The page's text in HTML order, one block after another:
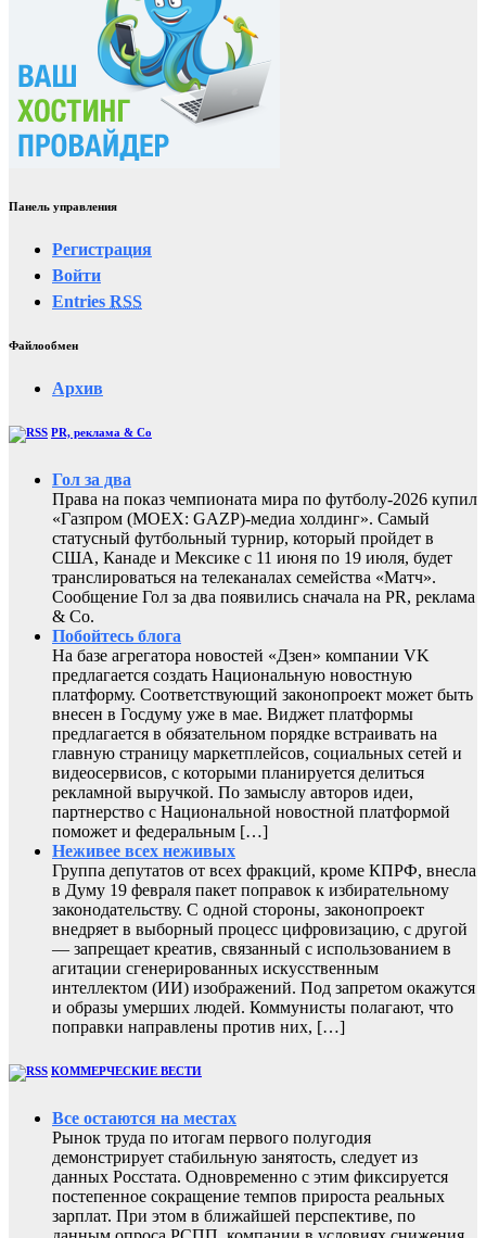
Панель управления
Регистрация
Войти
Entries RSS
Файлообмен
Архив
PR, реклама & Co
Гол за два
Права на показ чемпионата мира по футболу-2026 купил
«Газпром (MOEX: GAZP)-медиа холдинг». Самый
статусный футбольный турнир, который пройдет в
США, Канаде и Мексике с 11 июня по 19 июля, будет
транслироваться на телеканалах семейства «Матч».
Сообщение Гол за два появились сначала на PR, реклама
& Co.
Побойтесь блога
На базе агрегатора новостей «Дзен» компании VK
предлагается создать Национальную новостную
платформу. Соответствующий законопроект может быть
внесен в Госдуму уже в мае. Виджет платформы
предлагается в обязательном порядке встраивать на
главную страницу маркетплейсов, социальных сетей и
видеосервисов, с которыми планируется делиться
рекламной выручкой. По замыслу авторов идеи,
партнерство с Национальной новостной платформой
поможет и федеральным […]
Неживее всех неживых
Группа депутатов от всех фракций, кроме КПРФ, внесла
в Думу 19 февраля пакет поправок к избирательному
законодательству. С одной стороны, законопроект
внедряет в выборный процесс цифровизацию, с другой
— запрещает креатив, связанный с использованием в
агитации сгенерированных искусственным
интеллектом (ИИ) изображений. Под запретом окажутся
и образы умерших людей. Коммунисты полагают, что
поправки направлены против них, […]
КОММЕРЧЕСКИЕ ВЕСТИ
Все остаются на местах
Рынок труда по итогам первого полугодия
демонстрирует стабильную занятость, следует из
данных Росстата. Одновременно с этим фиксируется
постепенное сокращение темпов прироста реальных
зарплат. При этом в ближайшей перспективе, по